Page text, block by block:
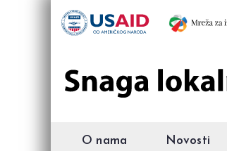
O nama Novosti